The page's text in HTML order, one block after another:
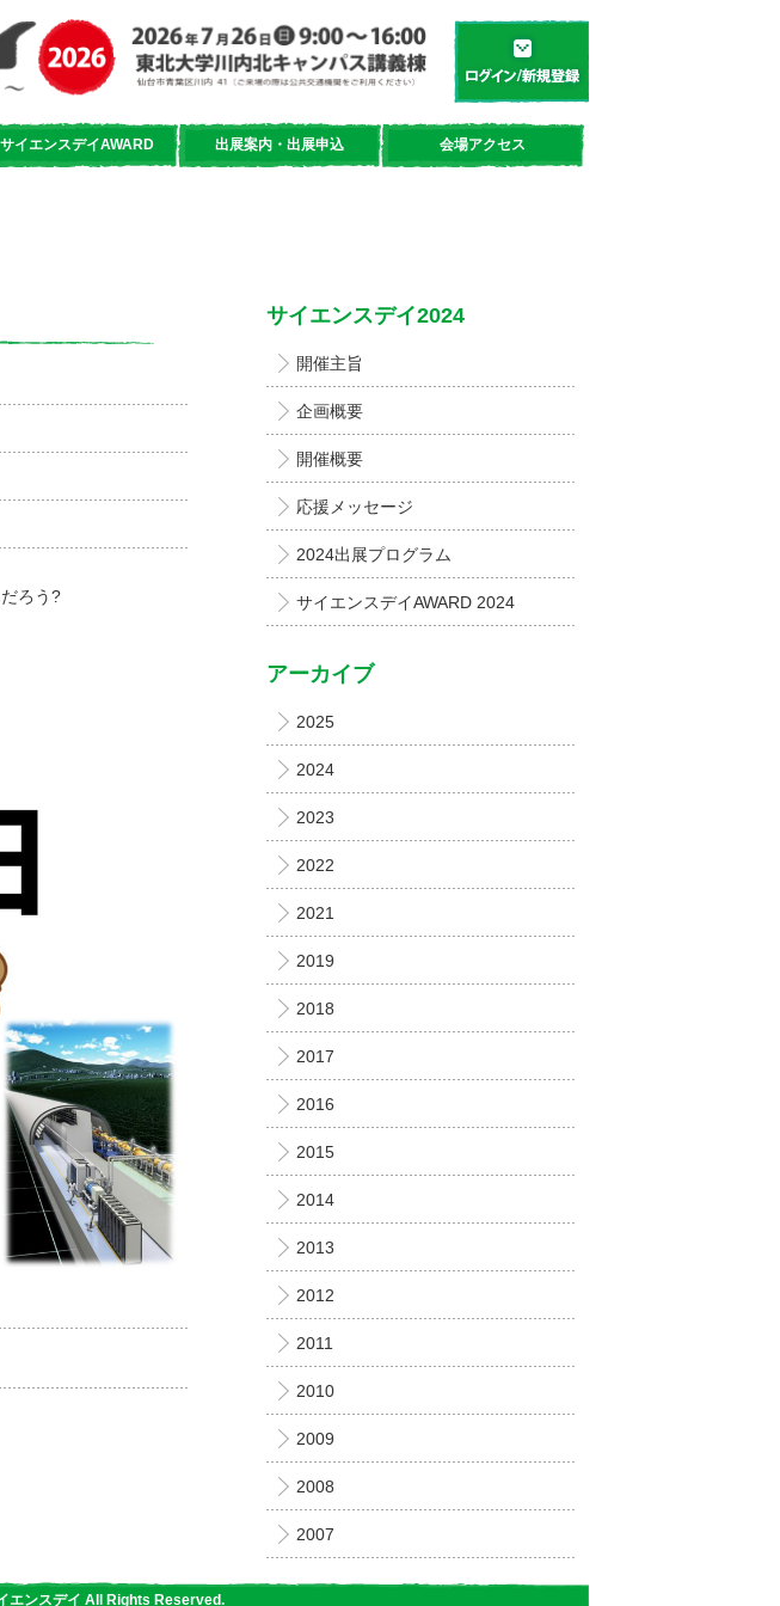
学都「仙台・宮城」サイエンスデイ
サイエンスデイAWARD 出展案内・出展申込 会場アクセス
ろう?
サイエンスデイ2024
開催主旨
企画概要
開催概要
応援メッセージ
2024出展プログラム
サイエンスデイAWARD 2024
アーカイブ
2025
2024
2023
2022
2021
2019
2018
2017
2016
2015
2014
2013
2012
2011
2010
2009
2008
2007
エンスデイ All Rights Reserved.